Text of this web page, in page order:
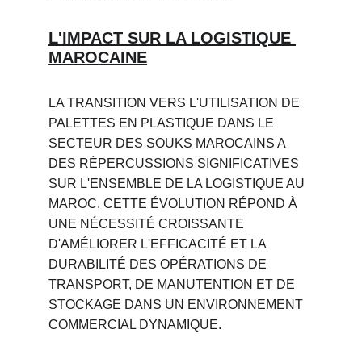
L'IMPACT SUR LA LOGISTIQUE
MAROCAINE
LA TRANSITION VERS L'UTILISATION DE
PALETTES EN PLASTIQUE DANS LE
SECTEUR DES SOUKS MAROCAINS A
DES RÉPERCUSSIONS SIGNIFICATIVES
SUR L'ENSEMBLE DE LA LOGISTIQUE AU
MAROC. CETTE ÉVOLUTION RÉPOND À
UNE NÉCESSITÉ CROISSANTE
D'AMÉLIORER L'EFFICACITÉ ET LA
DURABILITÉ DES OPÉRATIONS DE
TRANSPORT, DE MANUTENTION ET DE
STOCKAGE DANS UN ENVIRONNEMENT
COMMERCIAL DYNAMIQUE.